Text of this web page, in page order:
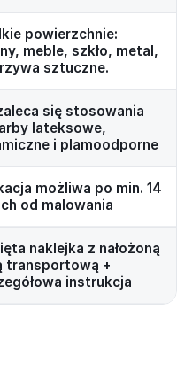
powierzchnie:
meble, szkło, metal,
sztuczne.
się stosowania
lateksowe,
i plamoodporne
możliwa po min. 14
od malowania
naklejka z nałożoną
transportową +
instrukcja